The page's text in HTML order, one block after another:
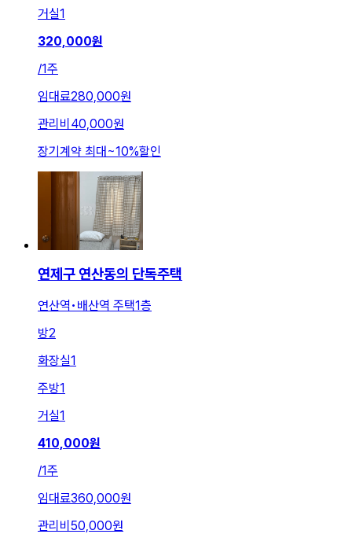
거실1
320,000원
/1주
임대료280,000원
관리비 40,000원
장기계약 최대 ~10%할인
연제구 연산동의 단독주택
연산역•배산역 주택1층
방2
화장실1
주방1
거실1
410,000원
/1주
임대료360,000원
관리비 50,000원